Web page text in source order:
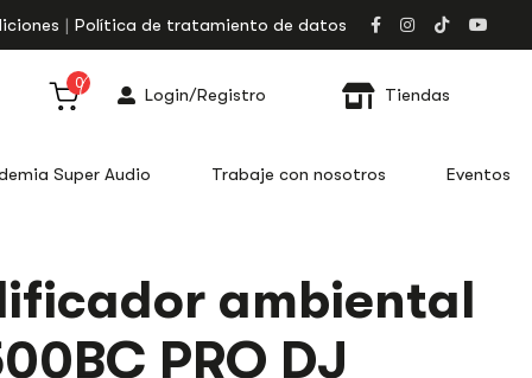
Política de tratamiento de datos
0
Login/Registro Tiendas
Super Audio Trabaje con nosotros Eventos
ambiental
PRO DJ